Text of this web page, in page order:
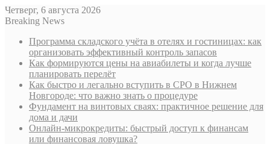
Четверг, 6 августа 2026
Breaking News
Программа складского учёта в отелях и гостиницах: как
организовать эффективный контроль запасов
Как формируются цены на авиабилеты и когда лучше
планировать перелёт
Как быстро и легально вступить в СРО в Нижнем
Новгороде: что важно знать о процедуре
Фундамент на винтовых сваях: практичное решение для
дома и дачи
Онлайн-микрокредиты: быстрый доступ к финансам
или финансовая ловушка?